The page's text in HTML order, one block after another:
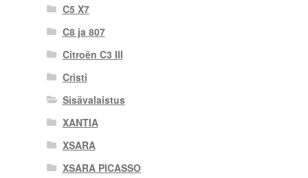
C5 X7
C8 ja 807
Citroën C3 III
Cristi
Sisävalaistus
XANTIA
XSARA
XSARA PICASSO